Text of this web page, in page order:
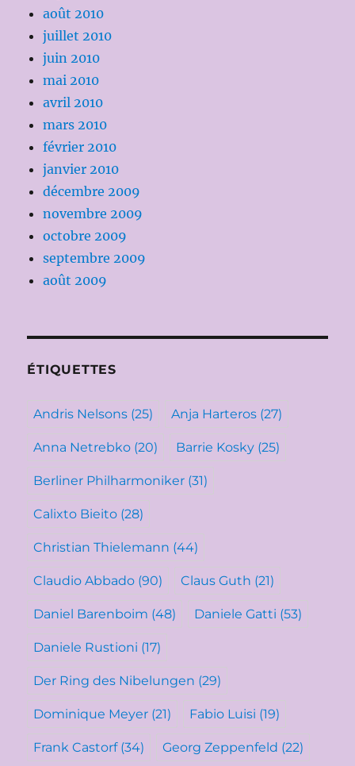
août 2010
juillet 2010
juin 2010
mai 2010
avril 2010
mars 2010
février 2010
janvier 2010
décembre 2009
novembre 2009
octobre 2009
septembre 2009
août 2009
ÉTIQUETTES
Andris Nelsons (25) Anja Harteros (27)
Anna Netrebko (20) Barrie Kosky (25)
Berliner Philharmoniker (31)
Calixto Bieito (28)
Christian Thielemann (44)
Claudio Abbado (90) Claus Guth (21)
Daniel Barenboim (48) Daniele Gatti (53)
Daniele Rustioni (17)
Der Ring des Nibelungen (29)
Dominique Meyer (21) Fabio Luisi (19)
Frank Castorf(34) Georg Zeppenfeld (22)